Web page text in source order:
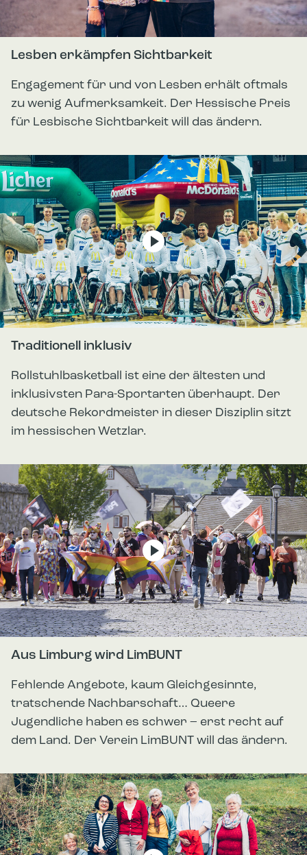
Lesben erkämpfen Sichtbarkeit
Engagement für und von Lesben erhält oftmals
zu wenig Aufmerksamkeit. Der Hessische Preis
für Lesbische Sichtbarkeit will das ändern.
Traditionell inklusiv
Rollstuhlbasketball ist eine der ältesten und
inklusivsten Para-Sportarten überhaupt. Der
deutsche Rekordmeister in dieser Disziplin sitzt
im hessischen Wetzlar.
Aus Limburg wird LimBUNT
Fehlende Angebote, kaum Gleichgesinnte,
tratschende Nachbarschaft… Queere
Jugendliche haben es schwer – erst recht auf
dem Land. Der Verein LimBUNT will das ändern.